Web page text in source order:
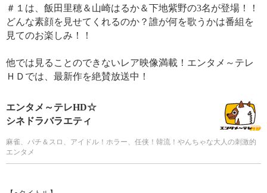
＃１は、飯田里穂＆山崎はるか＆下地紫野の3名が登場！！
どんな素顔を見せてくれるのか？誰が何を歌うかは番組を
見てのお楽しみ！！
他では見ることのできないレア映像満載！エンタメ～テレ
ＨＤでは、最新作を絶賛放送中！
エンタメ～テレHD☆
シネドラバラエティ
麻雀、パチ＆スロ、アイドル！ホラー、任侠！韓流！やんちゃな大人の刺激的
エンタメ